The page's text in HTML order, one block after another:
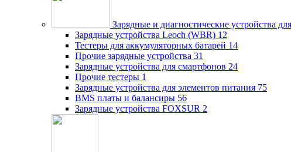
Зарядные и диагностические устройства
Зарядные устройства Leoch (WBR) 12
Тестеры для аккумуляторных батарей 14
Прочие зарядные устройства 31
Зарядные устройства для смартфонов 24
Прочие тестеры 1
Зарядные устройства для элементов питания 75
BMS платы и балансиры 56
Зарядные устройства FOXSUR 2